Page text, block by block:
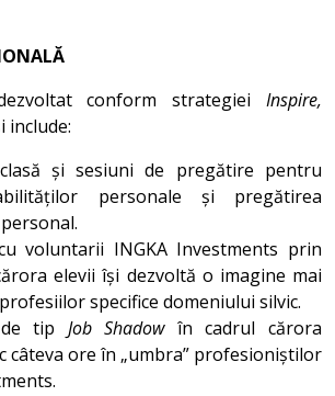
conform strategiei Inspire,
include:
și sesiuni de pregătire pentru
personale și pregătirea
voluntarii INGKA Investments prin
elevii își dezvoltă o imagine mai
specifice domeniului silvic.
tip Job Shadowîn cadrul cărora
câteva ore în „umbra” profesioniștilor